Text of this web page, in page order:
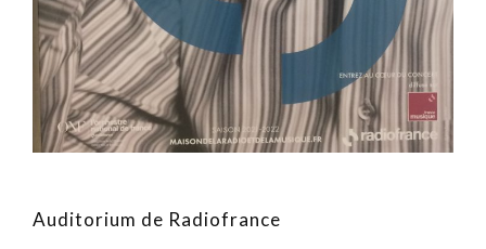
Auditorium de Radiofrance